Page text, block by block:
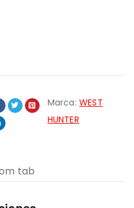
Marca:WEST
HUNTER
tab